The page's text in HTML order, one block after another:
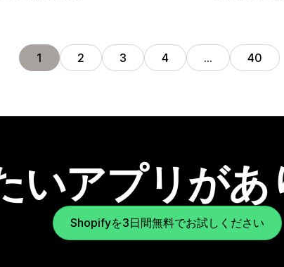
1 2 3 4 … 40
いアプリがあ
Shopifyを3日間無料でお試しください